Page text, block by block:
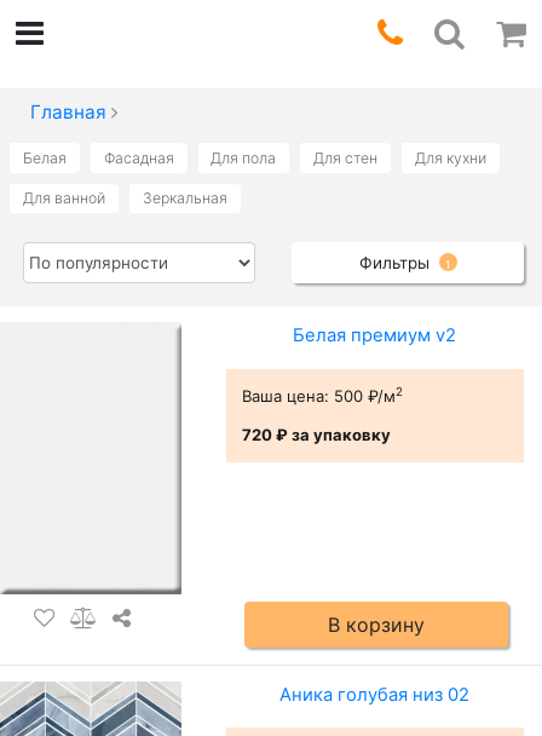
Главная
Белая Фасадная Для пола Для стен Для кухни
Для ванной Зеркальная
Фильтры 1
Белая премиум v2
Ваша цена: 500 ₽/м2
720 ₽за упаковку
В корзину
Аника голубая низ 02